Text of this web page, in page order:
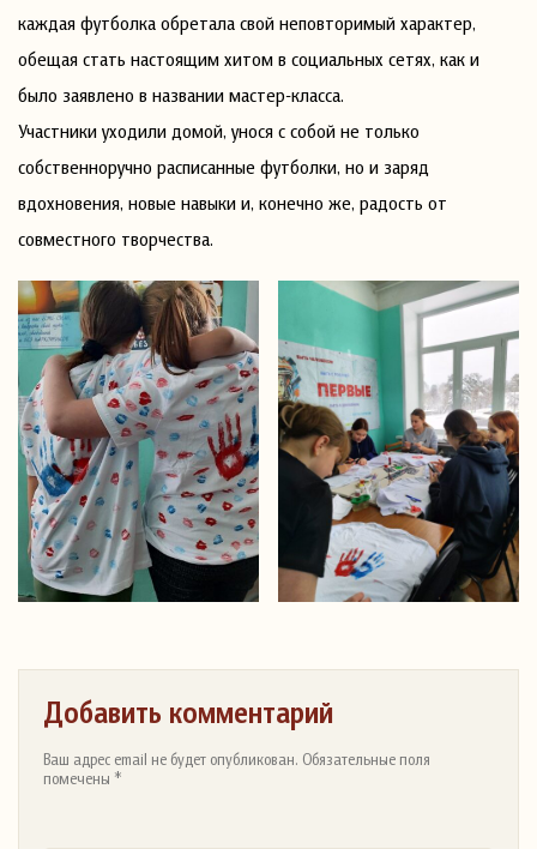
каждая футболка обретала свой неповторимый характер,
обещая стать настоящим хитом в социальных сетях, как и
было заявлено в названии мастер-класса.
Участники уходили домой, унося с собой не только
собственноручно расписанные футболки, но и заряд
вдохновения, новые навыки и, конечно же, радость от
совместного творчества.
Добавить комментарий
Ваш адрес email не будет опубликован. Обязательные поля
помечены *